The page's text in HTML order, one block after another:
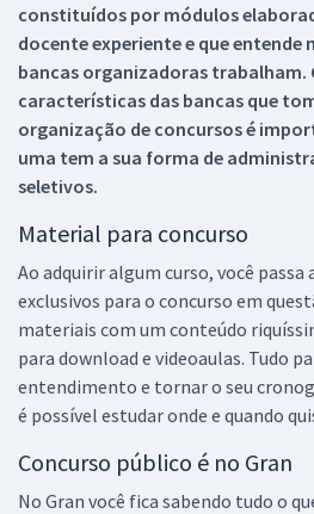
constituídos por módulos
docente experiente e que entende
bancas organizadoras trabalham.
características das bancas que
organização de concursos é
uma tem a sua forma de
seletivos.
Material para concurso
Ao adquirir algum curso, você passa
exclusivos para o concurso em
materiais com um conteúdo
para download e videoaulas. Tudo
entendimento e tornar o seu
é possível estudar onde e quando
Concurso público é no Gran
No Gran você fica sabendo tudo o